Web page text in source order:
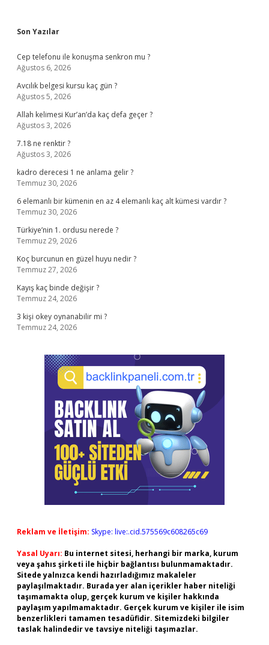
Sidebar
Son Yazılar
Cep telefonu ile konuşma senkron mu ?
Ağustos 6, 2026
Avcılık belgesi kursu kaç gün ?
Ağustos 5, 2026
Allah kelimesi Kur’an’da kaç defa geçer ?
Ağustos 3, 2026
7.18 ne renktir ?
Ağustos 3, 2026
kadro derecesi 1 ne anlama gelir ?
Temmuz 30, 2026
6 elemanlı bir kümenin en az 4 elemanlı kaç alt kümesi vardır ?
Temmuz 30, 2026
Türkiye’nin 1. ordusu nerede ?
Temmuz 29, 2026
Koç burcunun en güzel huyu nedir ?
Temmuz 27, 2026
Kayış kaç binde değişir ?
Temmuz 24, 2026
3 kişi okey oynanabilir mi ?
Temmuz 24, 2026
Reklam ve İletişim: Skype: live:.cid.575569c608265c69
Yasal Uyarı: Bu internet sitesi, herhangi bir marka, kurum
veya şahıs şirketi ile hiçbir bağlantısı bulunmamaktadır.
Sitede yalnızca kendi hazırladığımız makaleler
paylaşılmaktadır. Burada yer alan içerikler haber niteliği
taşımamakta olup, gerçek kurum ve kişiler hakkında
paylaşım yapılmamaktadır. Gerçek kurum ve kişiler ile isim
benzerlikleri tamamen tesadüfidir. Sitemizdeki bilgiler
taslak halindedir ve tavsiye niteliği taşımazlar.